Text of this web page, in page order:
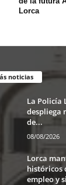
Lorca
noticias
La Policía
despliega
de...
08/08/2026
Lorca
históricos
empleo y